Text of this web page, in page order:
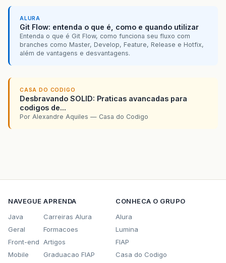
ALURA
Git Flow: entenda o que é, como e quando utilizar
Entenda o que é Git Flow, como funciona seu fluxo com
branches como Master, Develop, Feature, Release e Hotfix,
além de vantagens e desvantagens.
CASA DO CODIGO
Desbravando SOLID: Praticas avancadas para
codigos de...
Por Alexandre Aquiles — Casa do Codigo
NAVEGUE
Java
Geral
Front-end
Mobile
APRENDA
Carreiras Alura
Formacoes
Artigos
Graduacao FIAP
CONHECA O GRUPO
Alura
Lumina
FIAP
Casa do Codigo